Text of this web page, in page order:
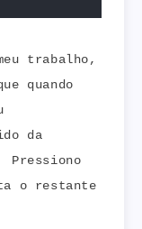
trabalho,
quando
da
o restante